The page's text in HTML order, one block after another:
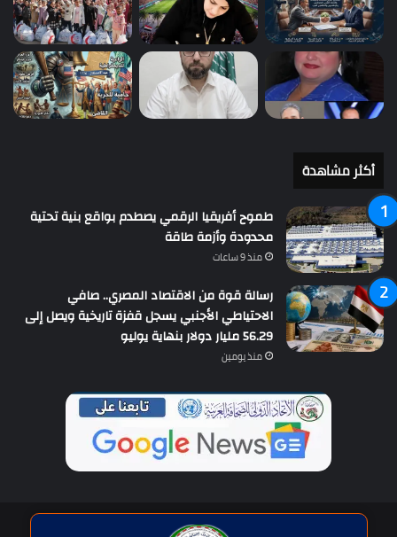
أكثر مشاهدة
طموح أفريقيا الرقمي يصطدم بواقع بنية تحتية
محدودة وأزمة طاقة
منذ 9 ساعات
رسالة قوة من الاقتصاد المصري.. صافي
الاحتياطي الأجنبي يسجل قفزة تاريخية ويصل إلى
56.29 مليار دولار بنهاية يوليو
منذ يومين
حقوق النشر © | جميع الحقوق محفوظة للاتحاد الدولى للصحافة العربية